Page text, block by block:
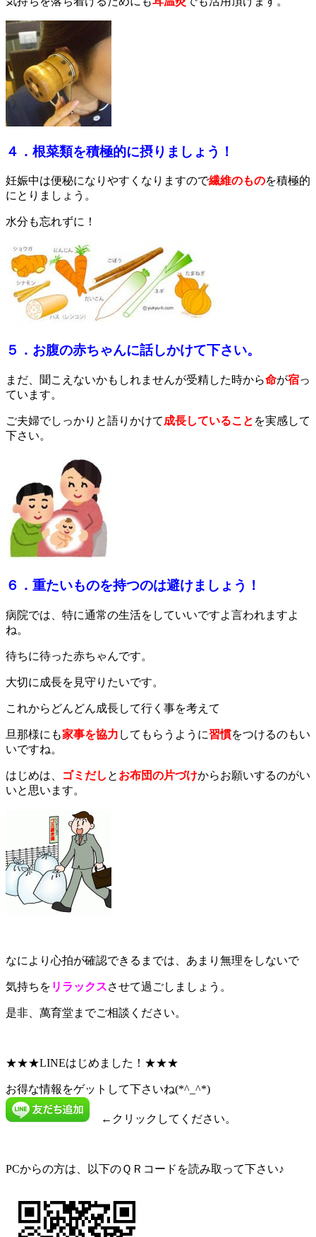
４．根菜類を積極的に摂りましょう！
妊娠中は便秘になりやすくなりますので繊維のものを積極的
にとりましょう。
水分も忘れずに！
５．お腹の赤ちゃんに話しかけて下さい。
まだ、聞こえないかもしれませんが受精した時から命が宿っ
ています。
ご夫婦でしっかりと語りかけて成長していること を実感して
下さい。
６．重たいものを持つのは避けましょう！
病院では、特に通常の生活をしていいですよ言われますよ
ね。
待ちに待った赤ちゃんです。
大切に成長を見守りたいです。
これからどんどん成長して行く事を考えて
旦那様にも家事を協力 してもらうように習慣をつけるのもい
いですね。
はじめは、 ゴミだし と お布団の片づけからお願いするのがい
いと思います。
なにより心拍が確認できるまでは、あまり無理をしないで
気持ちを リラックスさせて過ごしましょう。
是非、萬育堂までご相談ください。
★★★LINEはじめました！★★★
お得な情報をゲットして下さいね(*^_^*)
←クリックしてください。
PCからの方は、以下のＱＲコードを読み取って下さい♪